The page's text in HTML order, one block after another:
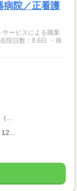
病院／正看護
ービスによる職業
院日数：8.6日 ・病
...